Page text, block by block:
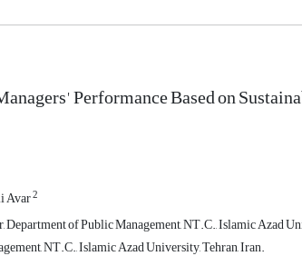
Performance Based on
Avar2
of Public Management, NT.C., Islamic Azad
NT.C., Islamic Azad University, Tehran, Iran.